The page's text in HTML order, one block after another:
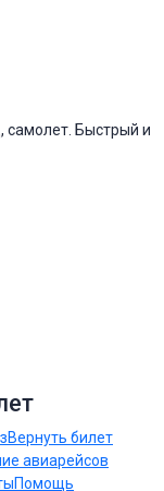
самолет. Быстрый и
Вернуть билет
авиарейсов
Помощь